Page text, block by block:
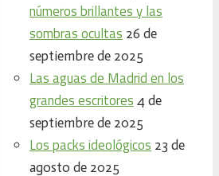
números brillantes y las
sombras ocultas 26 de
septiembre de 2025
Las aguas de Madrid en los
grandes escritores 4 de
septiembre de 2025
Los packs ideológicos 23 de
agosto de 2025